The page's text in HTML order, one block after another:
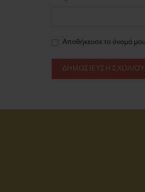
Αποθήκευσε το όνομά